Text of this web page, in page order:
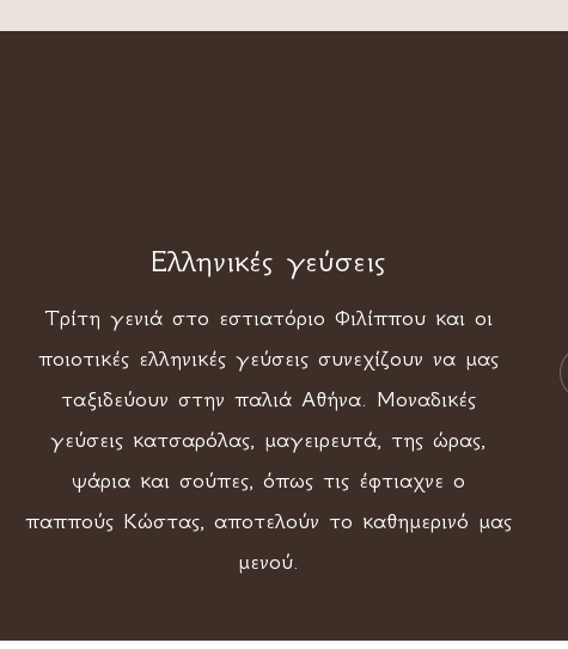
Ελληνικές γεύσεις
Τρίτη γενιά στο εστιατόριο Φιλίππου και οι
ποιοτικές ελληνικές γεύσεις συνεχίζουν να μας
ταξιδεύουν στην παλιά Αθήνα. Μοναδικές
γεύσεις κατσαρόλας, μαγειρευτά, της ώρας,
ψάρια και σούπες, όπως τις έφτιαχνε ο
παππούς Κώστας, αποτελούν το καθημερινό μας
μενού.